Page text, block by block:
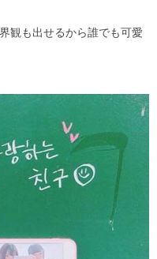
観も出せるから誰でも可愛